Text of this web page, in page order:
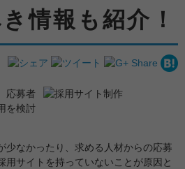
情報も紹介！
応募者
を検討
少なかったり、求める人材からの応募
用サイトを持っていないことが原因と